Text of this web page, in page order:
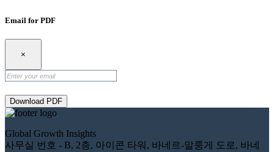
Email for PDF
×
Download PDF
Global Growth Insights
사무실 번호 - B, 2층, 아이콘 타워, 바네르-말룽게 도로, 바네